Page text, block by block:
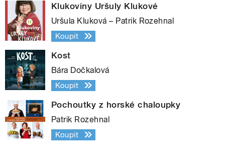
Klukoviny Uršuly Klukové
Uršula Kluková – Patrik Rozehnal
Koupit
Kost
Bára Dočkalová
Koupit
Pochoutky z horské chaloupky
Patrik Rozehnal
Koupit